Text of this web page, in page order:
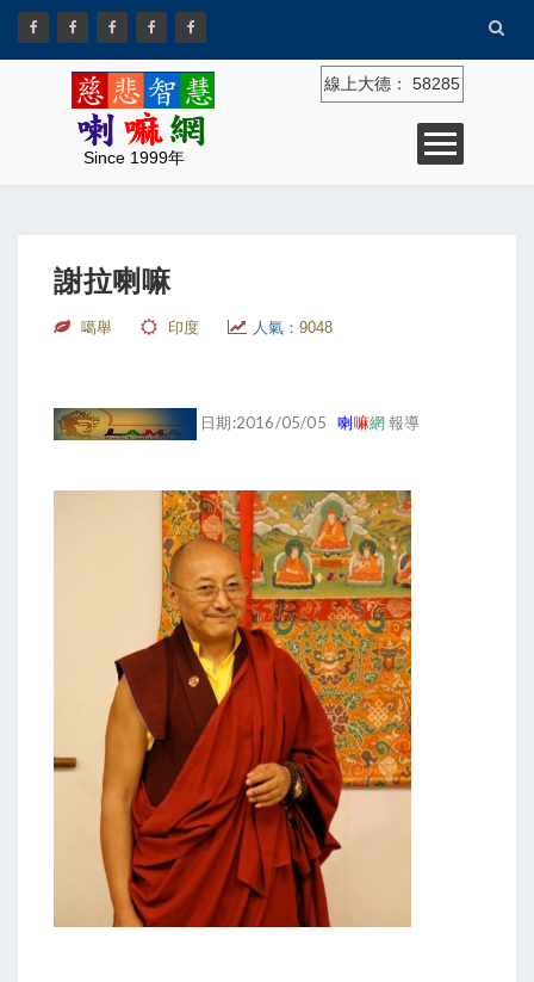
Since 1999年
線上大德： 58285
謝拉喇嘛
噶舉 印度 人氣： 9048
日期:2016/05/05喇嘛網報導